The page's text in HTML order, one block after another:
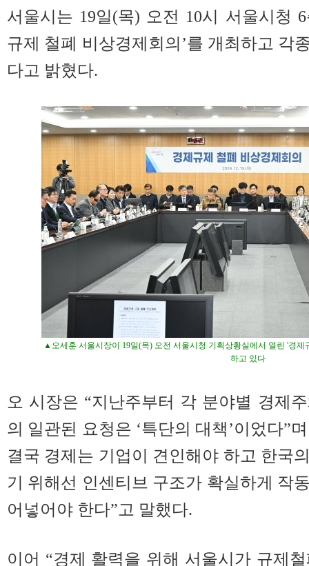
서울시는 19일(목) 오전 10시 서울시청
규제 철폐 비상경제회의’를 개최하고 각
다고 밝혔다.
▲오세훈 서울시장이 19일(목) 오전 서울시청 기획상황실에서 열린 '경
하고 있다
오 시장은 “지난주부터 각 분야별 경제
의 일관된 요청은 ‘특단의 대책’이었다”
결국 경제는 기업이 견인해야 하고 한국
기 위해선 인센티브 구조가 확실하게 작
어넣어야 한다”고 말했다.
이어 “경제 활력을 위해 서울시가 규제